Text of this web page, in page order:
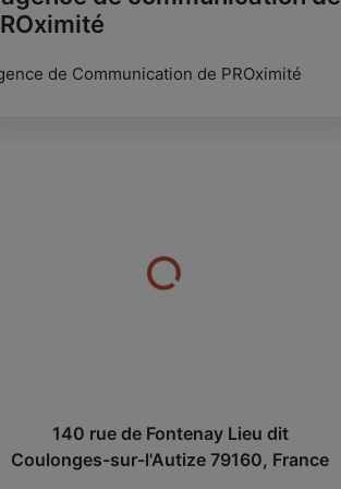
de Communication de PROximité
140 rue de Fontenay Lieu dit
Coulonges-sur-l'Autize 79160, France